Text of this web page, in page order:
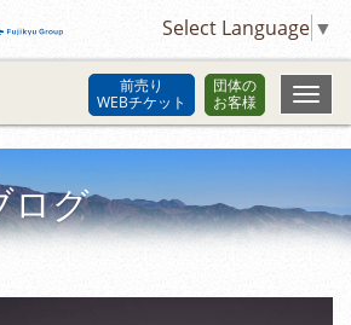
Select Language ▼
前売り
WEBチケット
団体の
お客様
ログ